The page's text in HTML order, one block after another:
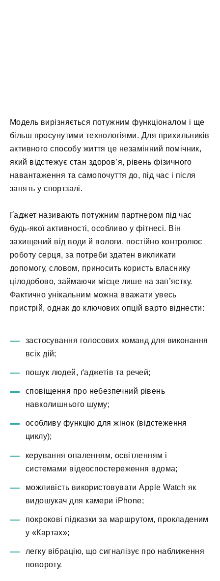
Модель вирізняється потужним функціоналом і ще
більш просунутими технологіями. Для прихильників
активного способу життя це незамінний помічник,
який відстежує стан здоров’я, рівень фізичного
навантаження та самопочуття до, під час і після
занять у спортзалі.
Ґаджет називають потужним партнером під час
будь-якої активності, особливо у фітнесі. Він
захищений від води й вологи, постійно контролює
роботу серця, за потреби здатен викликати
допомогу, словом, приносить користь власнику
цілодобово, займаючи місце лише на зап’ястку.
Фактично унікальним можна вважати увесь
пристрій, однак до ключових опцій варто віднести:
застосування голосових команд для виконання
всіх дій;
пошук людей, ґаджетів та речей;
сповіщення про небезпечний рівень
навколишнього шуму;
особливу функцію для жінок (відстеження
циклу);
керування опаленням, освітленням і
системами відеоспостереження вдома;
можливість використовувати Apple Watch як
видошукач для камери iPhone;
покрокові підказки за маршрутом, прокладеним
у «Картах»;
легку вібрацію, що сигналізує про наближення
повороту.